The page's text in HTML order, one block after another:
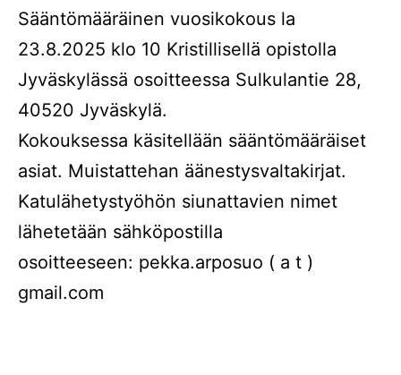
Sääntömääräinen vuosikokous la
23.8.2025 klo 10 Kristillisellä opistolla
Jyväskylässä osoitteessa Sulkulantie 28,
40520 Jyväskylä.
Kokouksessa käsitellään sääntömääräiset
asiat. Muistattehan äänestysvaltakirjat.
Katulähetystyöhön siunattavien nimet
lähetetään sähköpostilla
osoitteeseen: pekka.arposuo ( a t )
gmail.com